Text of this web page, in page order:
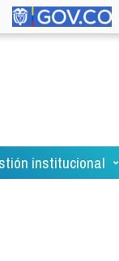
institucional